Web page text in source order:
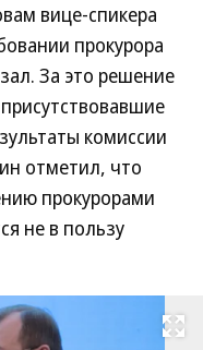
вице-спикера
прокурора
За это решение
комиссии
отметил, что
прокурорами
не в пользу
Развернуть